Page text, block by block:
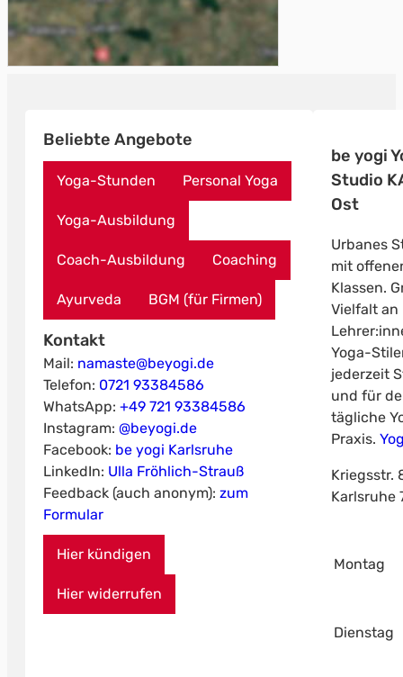
Beliebte Angebote
Yoga-Stunden Personal Yoga
Yoga-Ausbildung
Coach-Ausbildung Coaching
Ayurveda BGM (für Firmen)
Kontakt
Mail: namaste@beyogi.de
Telefon: 0721 93384586
WhatsApp: +49 721 93384586
Instagram: @beyogi.de
Facebook: be yogi Karlsruhe
LinkedIn: Ulla Fröhlich-Strauß
Feedback (auch anonym): zum
Formular
Hier kündigen
Hier widerrufen
be yogi
Studio
Ost
Urbanes
mit
Klassen.
Vielfalt an
Yoga-
jederzeit
und für
tägliche
Praxis.
Kriegsstr.
Karlsruhe
Montag
Dienstag